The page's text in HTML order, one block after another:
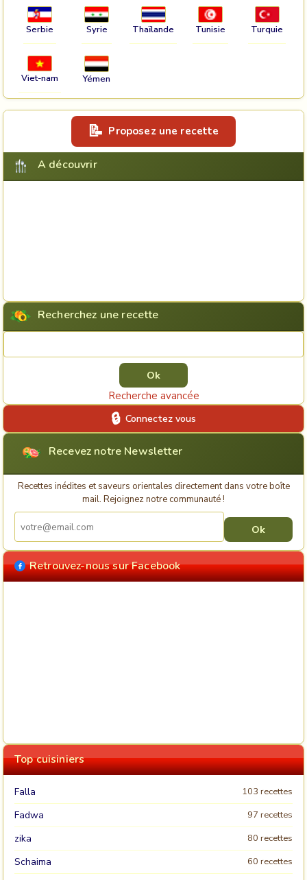
Serbie Syrie Thaïlande Tunisie Turquie
Viet-nam Yémen
Proposez une recette
A découvrir
Recherchez une recette
Recherche avancée
Connectez vous
Recevez notre Newsletter
Recettes inédites et saveurs orientales directement dans votre boîte
mail. Rejoignez notre communauté !
Retrouvez-nous sur Facebook
Top cuisiniers
Falla 103 recettes
Fadwa 97 recettes
zika 80 recettes
Schaima 60 recettes